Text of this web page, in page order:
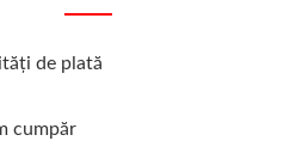
de plată
cumpăr